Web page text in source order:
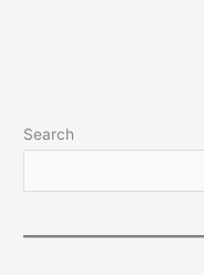
Search